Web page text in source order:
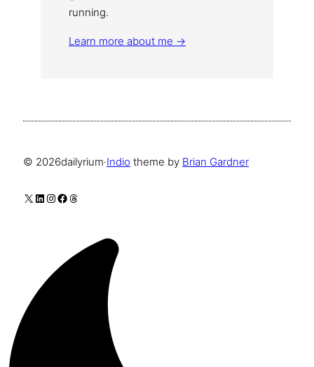
running.
Learn more about me →
© 2026dailyrium·Indio theme by Brian Gardner
X LinkedIn
Instagram
Facebook
Threads